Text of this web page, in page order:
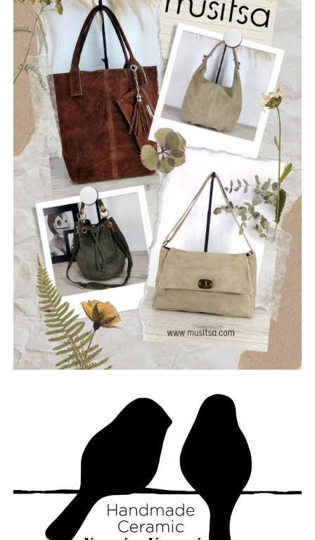
Οι “Ρωγμές” είναι ένα νεοσύστατο ελληνικό ροκ
συγκρότημα που ιδρύθηκε τον Ιούλιο του 2025, με έδρα
την Ναύπακτο. Το όνομά τους αντικατοπτρίζει τη
φιλοσοφία τους: να ραγίσουν τις βεβαιότητες, να σπάσουν
τη σιωπή και να αφήσουν το φως να περάσει μέσα από τις
ρωγμές της καθημερινότητας. Με ήχο που ισορροπεί
ανάμεσα στο εναλλακτικό ροκ, τον ελληνικό στίχο και την
ωμή ενέργεια της σκηνής, οι Ρωγμές δημιουργούν
μουσική που μιλά για την κοινωνία, τις εσωτερικές μάχες
και την ανάγκη για αλήθεια.
Μέλη του συγκροτήματος: Ανδρεόπουλος Αντώνης –
Φωνή & Κιθάρα, Σαράντης Δημήτρης – Κιθάρα, Νικολάου
Θωμάς – Μπάσο, Μηλιώνης Γρηγόρης – Τύμπανα.